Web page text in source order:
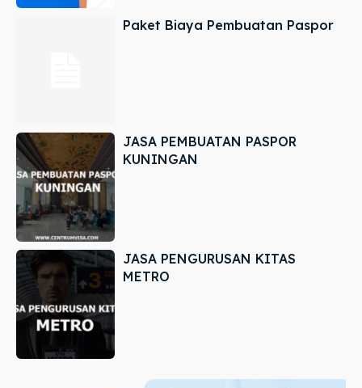
Paket Biaya Pembuatan Paspor
JASA PEMBUATAN PASPOR
KUNINGAN
JASA PENGURUSAN KITAS
METRO